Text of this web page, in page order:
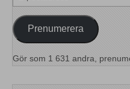
postadress
Prenumerera
Gör som 1 631 andra,